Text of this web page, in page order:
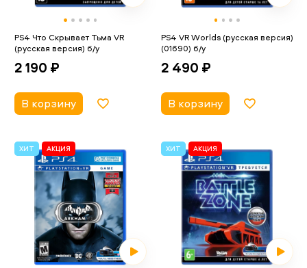
PS4 Что Скрывает Тьма VR
(русская версия) б/у
2 190 ₽
В корзину
PS4 VR Worlds (русская версия)
(01690) б/у
2 490 ₽
В корзину
ХИТ АКЦИЯ ХИТ АКЦИЯ